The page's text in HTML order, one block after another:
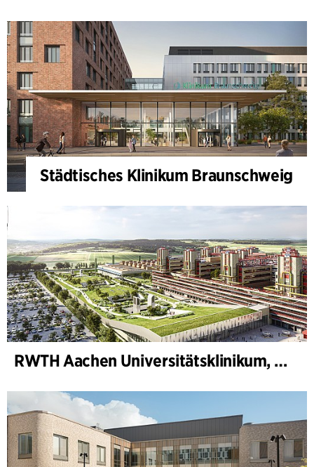
Städtisches Klinikum Braunschweig
RWTH Aachen Universitätsklinikum, Erweiterung